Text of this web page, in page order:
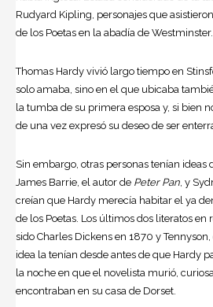
Rudyard Kipling, personajes que
de los Poetas en la abadía de Westminster.
Thomas Hardy vivió largo tiempo en
solo amaba, sino en el que ubicaba
la tumba de su primera esposa y, si bien
de una vez expresó su deseo de ser
Sin embargo, otras personas tenían ideas
James Barrie, el autor de Peter Pan, y
creían que Hardy merecía habitar el ya
de los Poetas. Los últimos dos literatos
sido Charles Dickens en 1870 y
idea la tenían desde antes de que Hardy
la noche en que el novelista murió,
encontraban en su casa de Dorset.